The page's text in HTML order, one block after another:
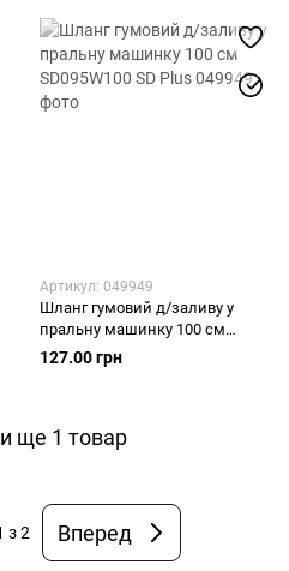
Артикул: 049949
Шланг гумовий д/заливу у
пральну машинку 100 см
SD095W100 SD Plus
127.00 грн
ще 1 товар
з 2 Вперед